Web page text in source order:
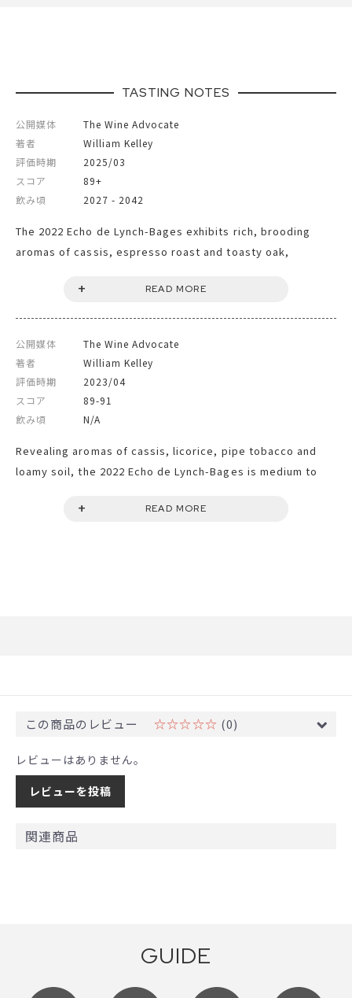
TASTING NOTES
公開媒体
The Wine Advocate
著者
William Kelley
評価時期
2025/03
スコア
89+
飲み頃
2027 - 2042
The 2022 Echo de Lynch-Bages exhibits rich, brooding
aromas of cassis, espresso roast and toasty oak,
palate that's chunky and extracted. It will require a bit of
READ MORE
公開媒体
The Wine Advocate
著者
William Kelley
評価時期
2023/04
スコア
89-91
飲み頃
N/A
Revealing aromas of cassis, licorice, pipe tobacco and
loamy soil, the 2022 Echo de Lynch-Bages is medium to
plenty of chewy tannin. It shares much of the style of the
READ MORE
この商品のレビュー ☆☆☆☆☆ (0)
レビューはありません。
レビューを投稿
関連商品
GUIDE